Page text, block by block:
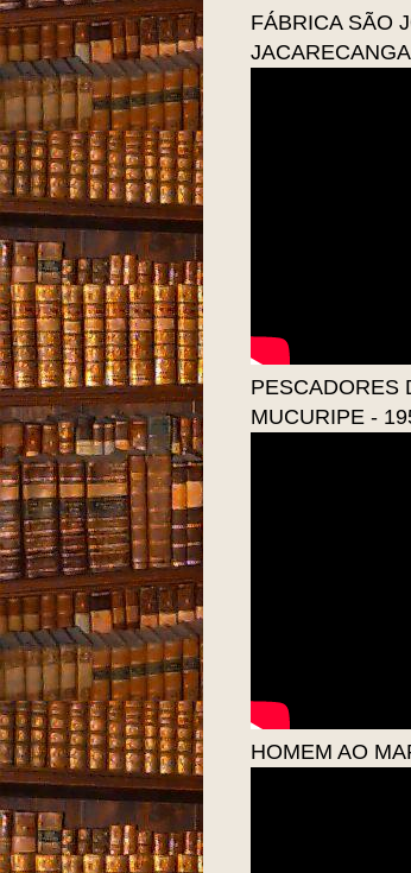
FÁBRICA SÃO
JACARECANGA
PESCADORES
MUCURIPE -
HOMEM AO